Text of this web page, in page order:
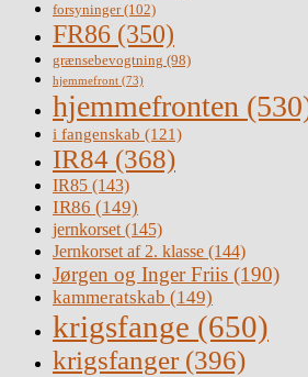
forsyninger(102)
FR86 (350)
grænsebevogtning (98)
hjemmefront (73)
hjemmefronten
i fangenskab (121)
IR84 (368)
IR85 (143)
IR86 (149)
jernkorset(145)
Jernkorset af 2. klasse (144)
Jørgen og Inger Friis (190)
kammeratskab (149)
krigsfange (650)
krigsfanger (396)